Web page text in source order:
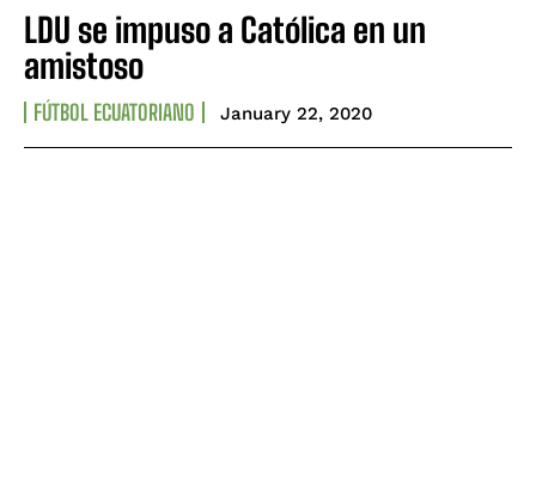
LDU se impuso a Católica en un
amistoso
FÚTBOL ECUATORIANO January 22, 2020